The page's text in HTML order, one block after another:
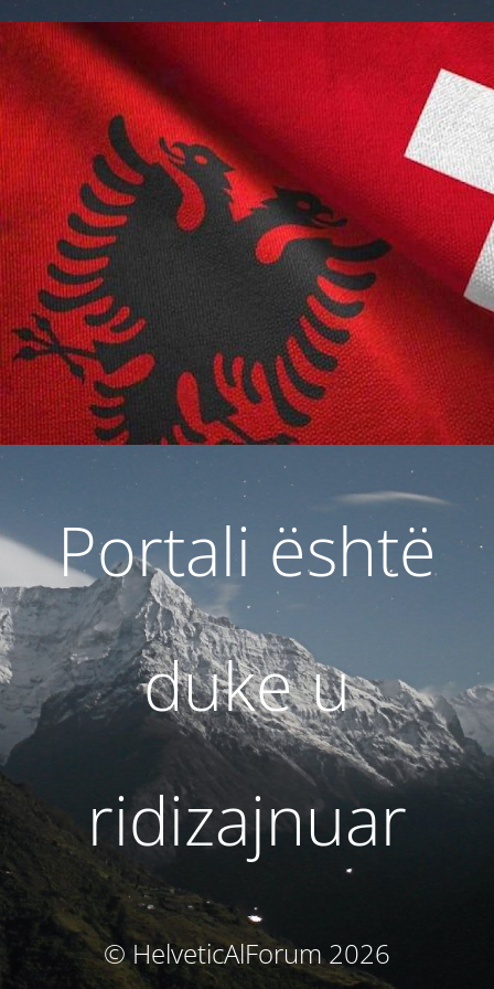
Portali është
duke u
ridizajnuar
© HelveticAlForum 2026